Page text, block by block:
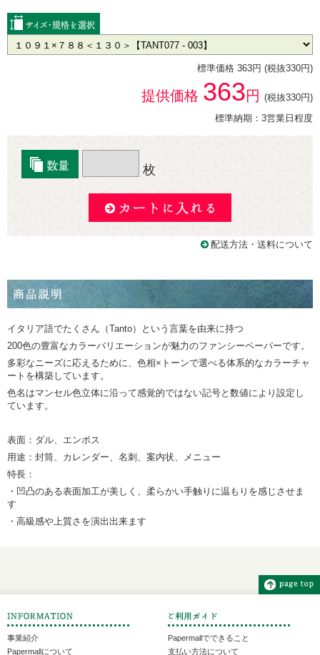
標準価格 363円 (税抜330円)
提供価格 363円 (税抜330円)
標準納期：3営業日程度
枚
配送方法・送料について
イタリア語でたくさん（Tanto）という言葉を由来に持つ
200色の豊富なカラーバリエーションが魅力のファンシーペーパーです。
多彩なニーズに応えるために、色相×トーンで選べる体系的なカラーチャ
ートを構築しています。
色名はマンセル色立体に沿って感覚的ではない記号と数値により設定し
ています。
表面：ダル、エンボス
用途：封筒、カレンダー、名刺、案内状、メニュー
特長：
・凹凸のある表面加工が美しく、柔らかい手触りに温もりを感じさせま
す
・高級感や上質さを演出出来ます
事業紹介
Papermallについて
Papermallでできること
支払い方法について